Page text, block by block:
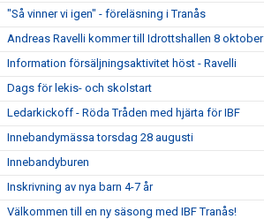
"Så vinner vi igen" - föreläsning i Tranås
Andreas Ravelli kommer till Idrottshallen 8 oktober
Information försäljningsaktivitet höst - Ravelli
Dags för lekis- och skolstart
Ledarkickoff - Röda Tråden med hjärta för IBF
Innebandymässa torsdag 28 augusti
Innebandyburen
Inskrivning av nya barn 4-7 år
Välkommen till en ny säsong med IBF Tranås!